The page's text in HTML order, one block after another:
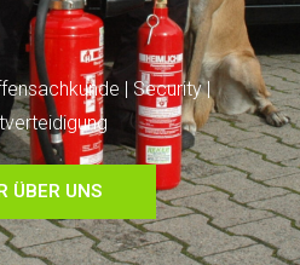
| Security |
ÜBER UNS